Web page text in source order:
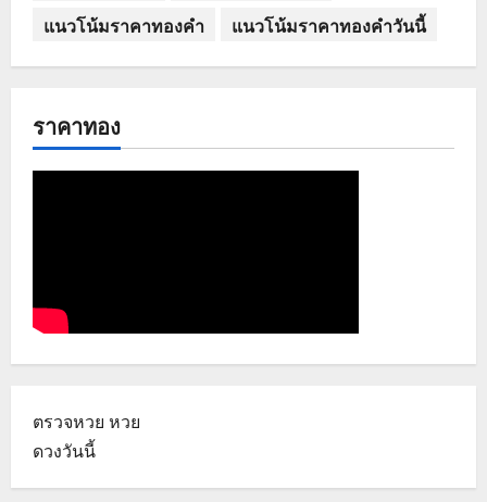
แนวโน้มราคาทองคำ
แนวโน้มราคาทองคำวันนี้
ราคาทอง
ตรวจหวย หวย
ดวงวันนี้